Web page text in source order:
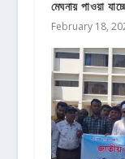
মেঘনায় পাওয়া
February 18,